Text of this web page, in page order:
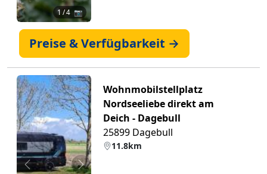
1 / 4 📷
Preise & Verfügbarkeit →
Zurück Weiter
Wohnmobilstellplatz
Nordseeliebe direkt am
Deich - Dagebull
25899 Dagebull
11.8km